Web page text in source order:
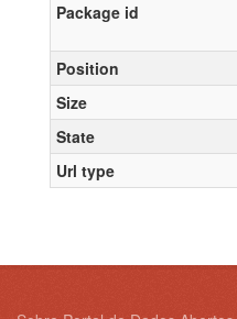
Package id
Position
Size
State
Url type